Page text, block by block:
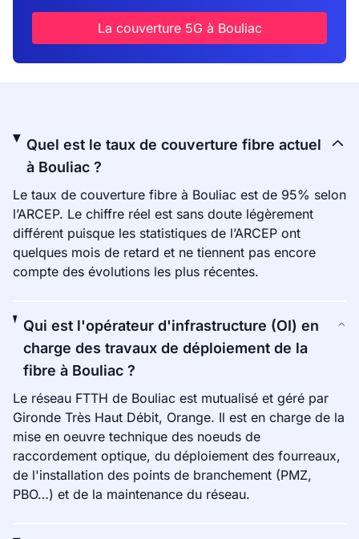
La couverture 5G à Bouliac
Quel est le taux de couverture fibre actuel
à Bouliac ?
Le taux de couverture fibre à Bouliac est de 95% selon
l’ARCEP. Le chiffre réel est sans doute légèrement
différent puisque les statistiques de l’ARCEP ont
quelques mois de retard et ne tiennent pas encore
compte des évolutions les plus récentes.
Qui est l'opérateur d'infrastructure (OI) en
charge des travaux de déploiement de la
fibre à Bouliac ?
Le réseau FTTH de Bouliac est mutualisé et géré par
Gironde Très Haut Débit, Orange. Il est en charge de la
mise en oeuvre technique des noeuds de
raccordement optique, du déploiement des fourreaux,
de l'installation des points de branchement (PMZ,
PBO…) et de la maintenance du réseau.